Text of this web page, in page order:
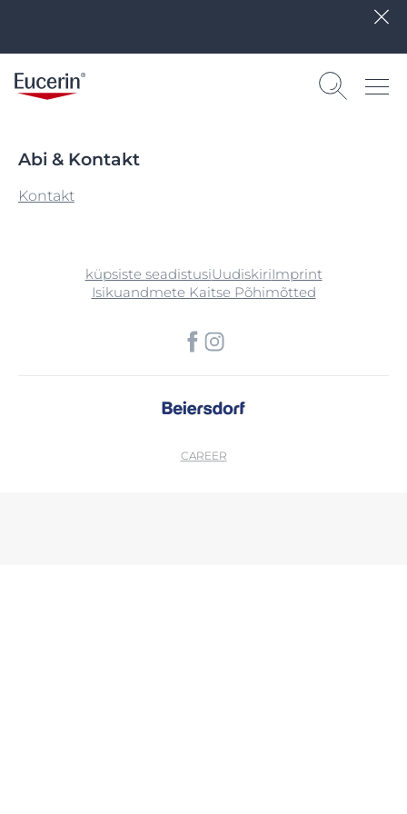
Abi & Kontakt
Kontakt
küpsiste seadistusiUudiskiriImprint
Isikuandmete Kaitse Põhimõtted
CAREER